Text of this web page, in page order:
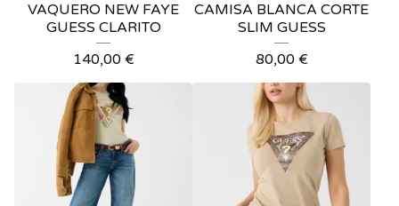
VAQUERO NEW FAYE
GUESS CLARITO
140,00 €
CAMISA BLANCA CORTE
SLIM GUESS
80,00 €